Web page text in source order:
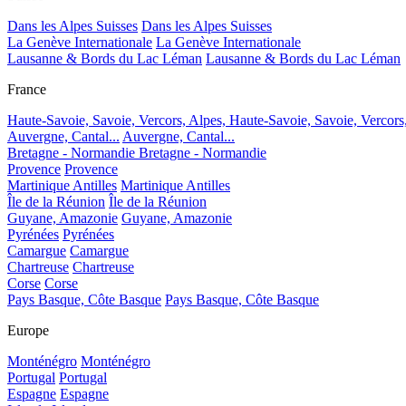
Dans les Alpes Suisses Dans les Alpes Suisses
La Genève Internationale La Genève Internationale
Lausanne & Bords du Lac Léman Lausanne & Bords du Lac Léman
France
Haute-Savoie, Savoie, Vercors, Alpes, Haute-Savoie, Savoie,
Auvergne, Cantal... Auvergne, Cantal...
Bretagne - Normandie Bretagne - Normandie
Provence Provence
Martinique Antilles Martinique Antilles
Île de la Réunion Île de la Réunion
Guyane, Amazonie Guyane, Amazonie
Pyrénées Pyrénées
Camargue Camargue
Chartreuse Chartreuse
Corse Corse
Pays Basque, Côte Basque Pays Basque, Côte Basque
Europe
Monténégro Monténégro
Portugal Portugal
Espagne Espagne